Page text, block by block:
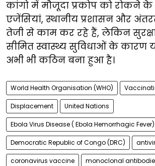
कांगो में मौजूदा प्रकोप को रोकने के
एजेंसियां, स्थानीय प्रशासन और
तेजी से काम कर रहे हैं, लेकिन
सीमित स्वास्थ्य सुविधाओं के कारण
अभी भी कठिन बना हुआ है।
World Health Organisation (WHO)
Displacement United Nations
Ebola Virus Disease ( Ebola Hemorrhagic Fever)
Democratic Republic of Congo (DRC)
coronavirus vaccine monoclonal